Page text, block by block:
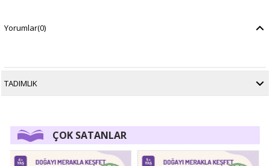
Yorumlar(0)
TADIMLIK
ÇOK SATANLAR